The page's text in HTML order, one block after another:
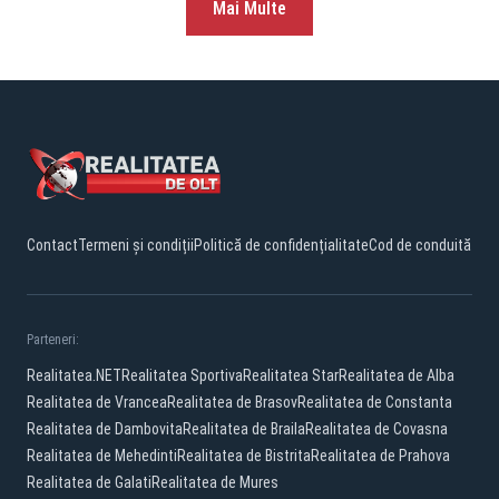
Mai Multe
ContactTermeni și condițiiPolitică de confidențialitateCod de conduită
Parteneri:
Realitatea.NETRealitatea SportivaRealitatea StarRealitatea de Alba
Realitatea de VranceaRealitatea de BrasovRealitatea de Constanta
Realitatea de DambovitaRealitatea de BrailaRealitatea de Covasna
Realitatea de MehedintiRealitatea de BistritaRealitatea de Prahova
Realitatea de GalatiRealitatea de Mures